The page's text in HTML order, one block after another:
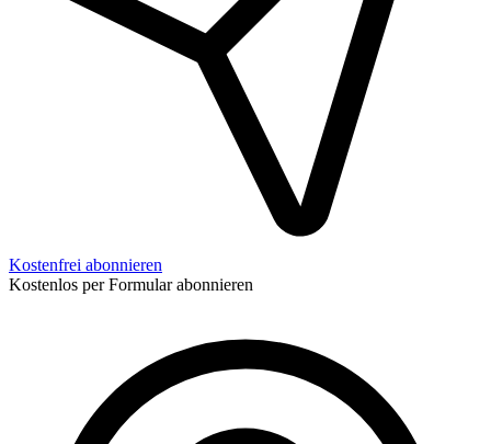
Kostenfrei abonnieren
Kostenlos per Formular abonnieren